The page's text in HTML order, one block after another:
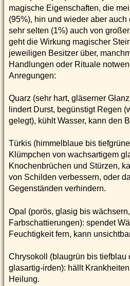
magische Eigenschaften, die
(95%), hin und wieder aber auch
sehr selten (1%) auch von
geht die Wirkung magischer
jeweiligen Besitzer über,
Handlungen oder Rituale
Anregungen:
Quarz (sehr hart, gläserner
lindert Durst, begünstigt Regen
gelegt), kühlt Wasser, kann den
Türkis (himmelblaue bis
Klümpchen von wachsartigem
Knochenbrüchen und Stürzen,
von Schilden verbessern, oder
Gegenständen verhindern.
Opal (porös, glasig bis
Farbschattierungen): spendet
Feuchtigkeit fern, kann
Chrysokoll (blaugrün bis tiefblau
glasartig-irden): hällt
Heilung.